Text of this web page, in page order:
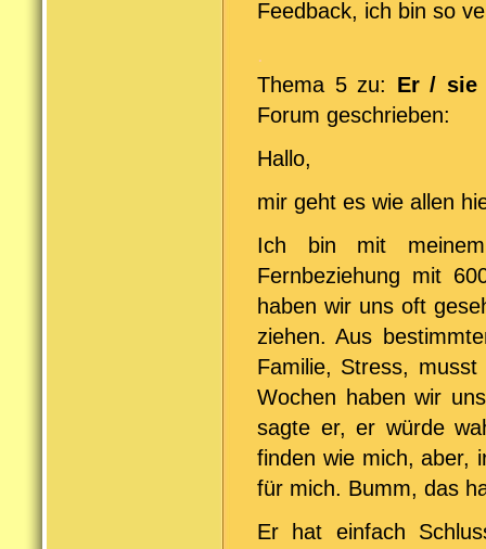
Feedback, ich bin so
.
Thema 5 zu: Er / sie
Forum geschrieben:
Hallo,
mir geht es wie allen
Ich bin mit
Fernbeziehung mit
haben wir uns oft
ziehen. Aus
Familie, Stress,
Wochen haben wir
sagte er, er würde
finden wie mich, aber,
für mich. Bumm, das
Er hat einfach